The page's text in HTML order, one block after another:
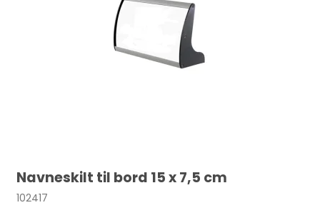
Navneskilt til bord 15 x 7,5 cm
102417